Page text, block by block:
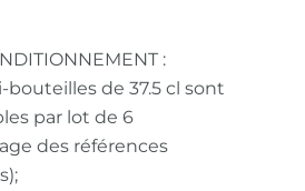
:
bouteilles de 37.5 cl sont
par lot de 6
des références